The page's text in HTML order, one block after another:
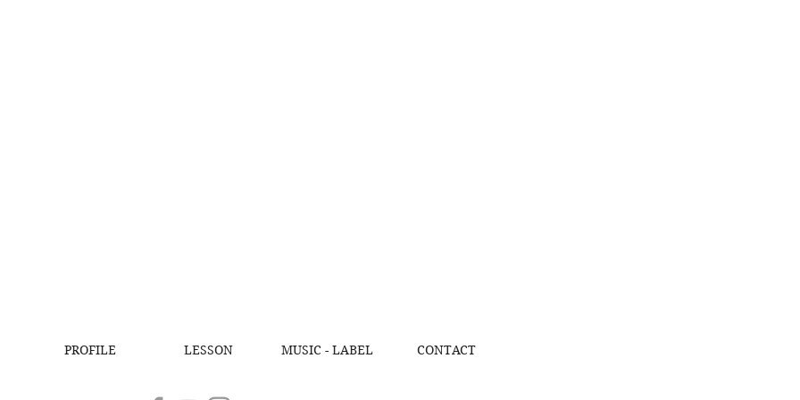
PROFILE LESSON MUSIC - LABEL CONTACT